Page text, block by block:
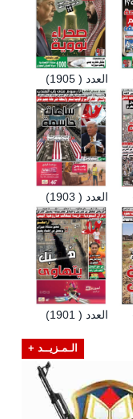
العدد ( 1905)
العدد ( 1903)
العدد ( 1901)
الـمـزيــد +